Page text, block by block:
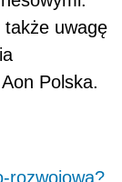
także uwagę
Polska.
rozwojowa?